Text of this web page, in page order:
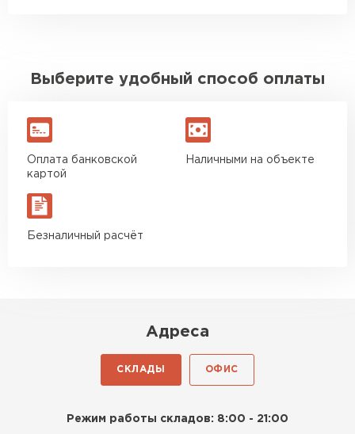
для строительных проектов. Благодаря
использованию современных технологий, таких
станки, производители могут создавать
нестандартные размеры и формы профнастила с
новые возможности для архитекторов,
дизайнеров и клиентов, позволяя им
реализовывать самые смелые и оригинальные
проекты.
Выберите удобный способ оплаты
Оплата банковской
картой
Наличными на объекте
Безналичный расчёт
Адреса
СКЛАДЫ ОФИС
Режим работы складов: 8:00 - 21:00